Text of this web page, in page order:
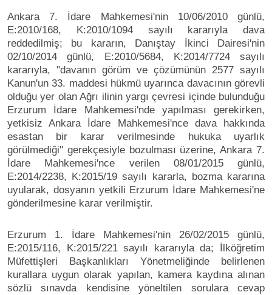
Ankara 7. İdare Mahkemesi'nin 10/06/2010 günlü,
E:2010/168, K:2010/1094 sayılı kararıyla dava
reddedilmiş; bu kararın, Danıştay İkinci Dairesi'nin
02/10/2014 günlü, E:2010/5684, K:2014/7724 sayılı
kararıyla, "davanın görüm ve çözümünün 2577 sayılı
Kanun'un 33. maddesi hükmü uyarınca davacının görevli
olduğu yer olan Ağrı ilinin yargı çevresi içinde bulunduğu
Erzurum İdare Mahkemesi'nde yapılması gerekirken,
yetkisiz Ankara İdare Mahkemesi'nce dava hakkında
esastan bir karar verilmesinde hukuka uyarlık
görülmediği" gerekçesiyle bozulması üzerine, Ankara 7.
İdare Mahkemesi'nce verilen 08/01/2015 günlü,
E:2014/2238, K:2015/19 sayılı kararla, bozma kararına
uyularak, dosyanın yetkili Erzurum İdare Mahkemesi'ne
gönderilmesine karar verilmiştir.
Erzurum 1. İdare Mahkemesi'nin 26/02/2015 günlü,
E:2015/116, K:2015/221 sayılı kararıyla da; İlköğretim
Müfettişleri Başkanlıkları Yönetmeliğinde belirlenen
kurallara uygun olarak yapılan, kamera kaydına alınan
sözlü sınavda kendisine yöneltilen sorulara cevap